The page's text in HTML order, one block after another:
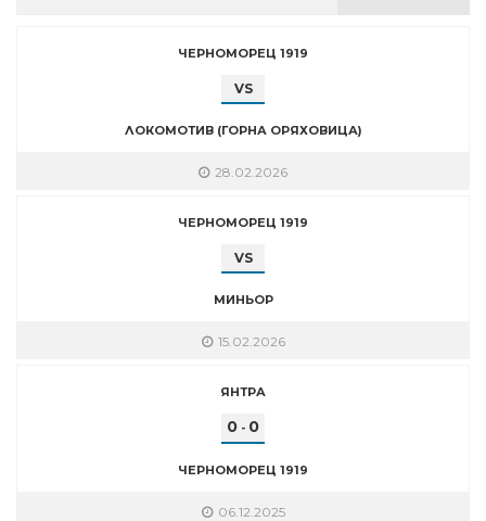
ЧЕРНОМОРЕЦ 1919
VS
ЛОКОМОТИВ (ГОРНА ОРЯХОВИЦА)
28.02.2026
ЧЕРНОМОРЕЦ 1919
VS
МИНЬОР
15.02.2026
ЯНТРА
0 - 0
ЧЕРНОМОРЕЦ 1919
06.12.2025